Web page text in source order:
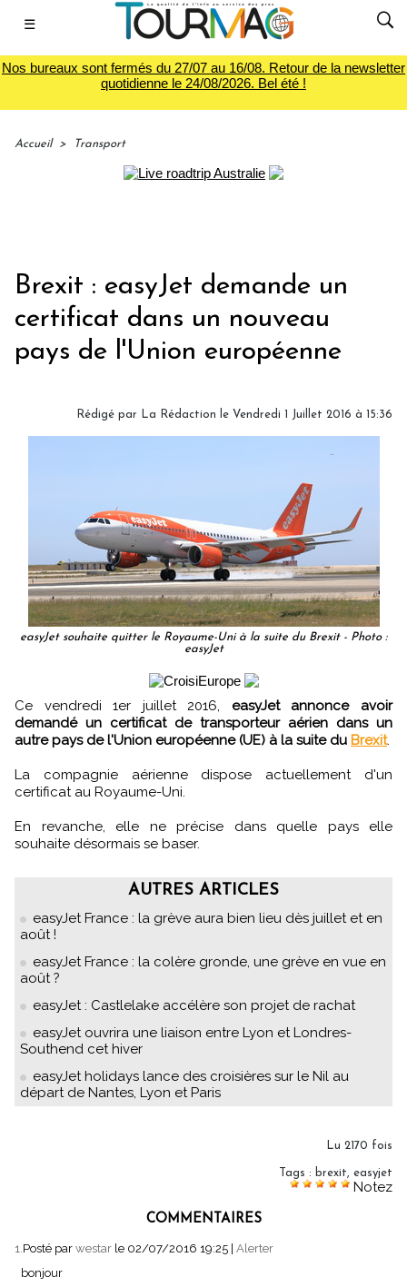
☰
Nos bureaux sont fermés du 27/07 au 16/08. Retour de la newsletter
quotidienne le 24/08/2026. Bel été !
Accueil > Transport
Brexit : easyJet demande un
certificat dans un nouveau
pays de l'Union européenne
Rédigé par La Rédaction le Vendredi 1 Juillet 2016 à 15:36
easyJet souhaite quitter le Royaume-Uni à la suite du Brexit - Photo :
easyJet
Ce vendredi 1er juillet 2016, easyJet annonce avoir
demandé un certificat de transporteur aérien dans un
autre pays de l'Union européenne (UE) à la suite du Brexit.
La compagnie aérienne dispose actuellement d'un
certificat au Royaume-Uni.
En revanche, elle ne précise dans quelle pays elle
souhaite désormais se baser.
AUTRES ARTICLES
easyJet France : la grève aura bien lieu dès juillet et en
août !
easyJet France : la colère gronde, une grève en vue en
août ?
easyJet : Castlelake accélère son projet de rachat
easyJet ouvrira une liaison entre Lyon et Londres-
Southend cet hiver
easyJet holidays lance des croisières sur le Nil au
départ de Nantes, Lyon et Paris
Lu 2170 fois
Tags : brexit, easyjet
Notez
COMMENTAIRES
1.Posté par westar le 02/07/2016 19:25 Alerter
bonjour